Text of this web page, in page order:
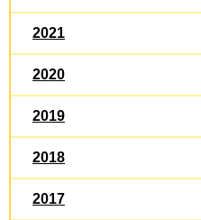
2021
2020
2019
2018
2017